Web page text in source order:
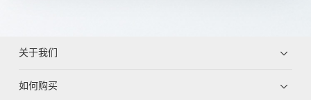
关于我们
如何购买